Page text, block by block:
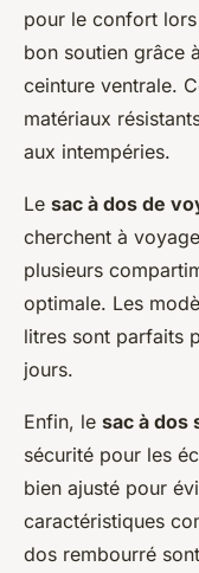
pour le confort
bon soutien grâce
ceinture ventrale.
matériaux
aux intempéries.
Le sac à dos de
cherchent à
plusieurs
optimale. Les
litres sont parfaits
jours.
Enfin, le sac à dos
sécurité pour les
bien ajusté pour
caractéristiques
dos rembourré